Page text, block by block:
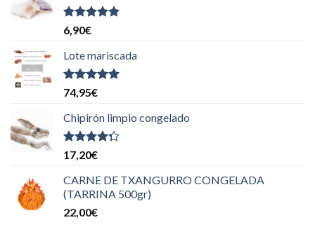
Valorado
con
5
6,90€
Lote mariscada
Valorado
con
5
74,95€
Chipirón limpio congelado
Valorado
con
de 5
17,20€
CARNE DE TXANGURRO CONGELADA
(TARRINA 500gr)
22,00€